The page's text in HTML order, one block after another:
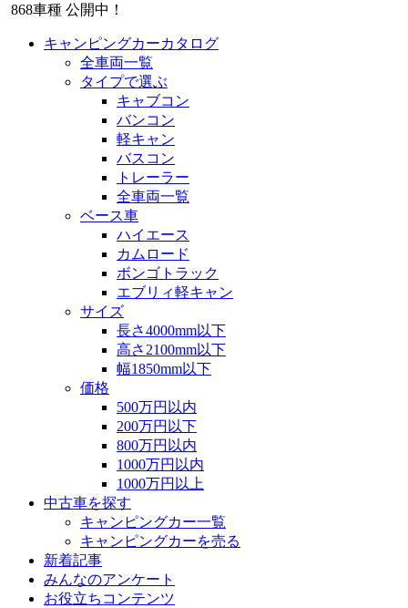
868車種 公開中！
キャンピングカーカタログ
全車両一覧
タイプで選ぶ
キャブコン
バンコン
軽キャン
バスコン
トレーラー
全車両一覧
ベース車
ハイエース
カムロード
ボンゴトラック
エブリィ軽キャン
サイズ
長さ4000mm以下
高さ2100mm以下
幅1850mm以下
価格
500万円以内
200万円以下
800万円以内
1000万円以内
1000万円以上
中古車を探す
キャンピングカー一覧
キャンピングカーを売る
新着記事
みんなのアンケート
お役立ちコンテンツ